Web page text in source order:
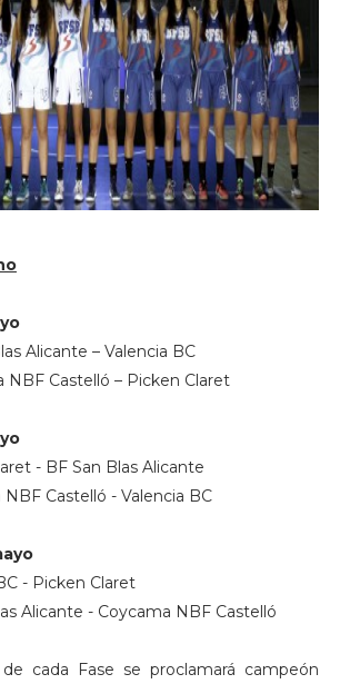
Alicante – Valencia BC
NBF Castelló – Picken Claret
- BF San Blas Alicante
Castelló - Valencia BC
- Picken Claret
Alicante - Coycama NBF Castelló
cada Fase se proclamará campeón